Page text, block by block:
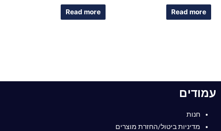
Rated
out
of
Read more
Rated
out
of
Read more
עמודים
חנות
מדיניות ביטול/החזרת מוצרים